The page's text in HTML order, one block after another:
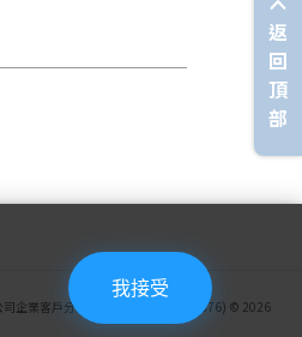
司企業客戶分公司(統一編號：27950876) © 2026
返
回
頂
部
我接受